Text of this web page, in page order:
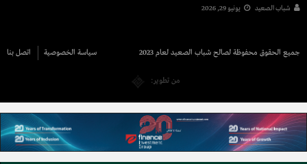
شباب الصعيد يونيو 29, 2026
جميع الحقوق محفوظة لصالح شباب الصعيد لعام 2023 سياسة الخصوصية اتصل بنا
من تطوير: